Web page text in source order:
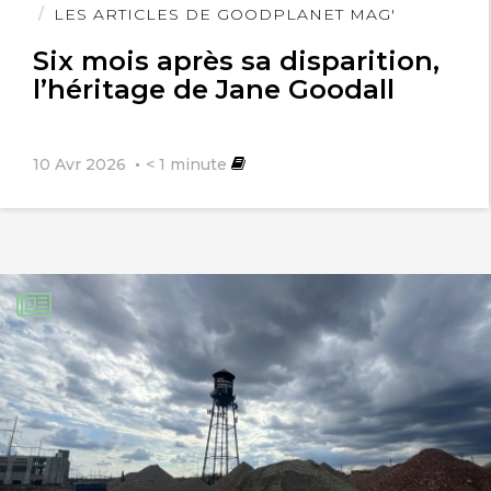
existante…
monde peut éditer les tutoriels
existants ce qui offre des
perspectives de collaboration sur
les projets beaucoup plus
LES ARTICLES DE GOODPLANET MAG'
Six mois après sa disparition,
l’héritage de Jane Goodall
10 Avr 2026 < 1 minute
l'article